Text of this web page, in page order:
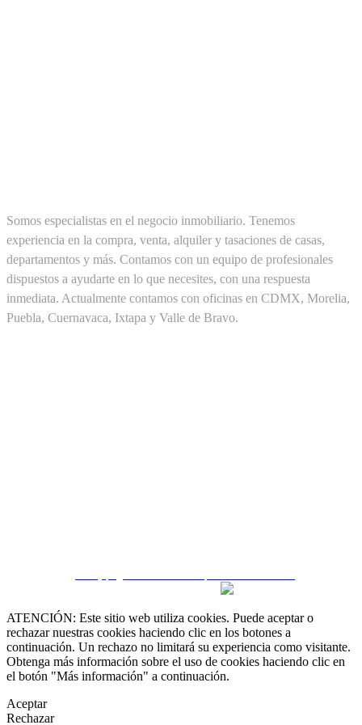
Somos especialistas en el negocio inmobiliario. Tenemos
experiencia en la compra, venta, alquiler y tasaciones de casas,
departamentos y más. Contamos con un equipo de profesionales
dispuestos a ayudarte en lo que necesites, con una respuesta
inmediata. Actualmente contamos con oficinas en CDMX, Morelia,
Puebla, Cuernavaca, Ixtapa y Valle de Bravo.
ATENCIÓN: Este sitio web utiliza cookies. Puede aceptar o
rechazar nuestras cookies haciendo clic en los botones a
continuación. Un rechazo no limitará su experiencia como visitante.
Obtenga más información sobre el uso de cookies haciendo clic en
el botón "Más información" a continuación.
Aceptar
Rechazar